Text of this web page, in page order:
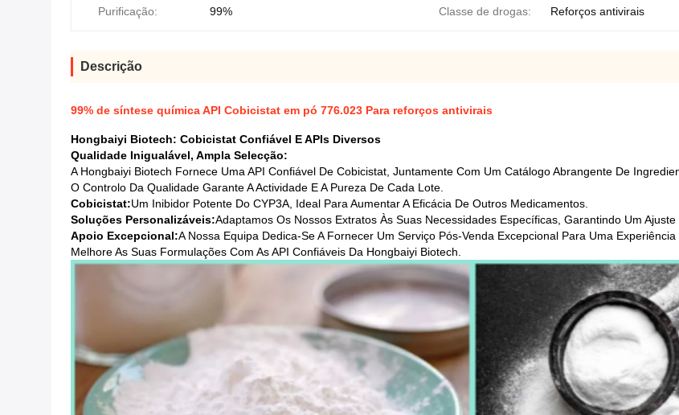
Purificação: 99% Classe de drogas: Reforços antivirais
Descrição
99% de síntese química API Cobicistat em pó 776.023 Para reforços antivirais
Hongbaiyi Biotech: Cobicistat Confiável E APIs Diversos
Qualidade Inigualável, Ampla Selecção:
A Hongbaiyi Biotech Fornece Uma API Confiável De Cobicistat, Juntamente Com Um Catálogo Abrangente De
O Controlo Da Qualidade Garante A Actividade E A Pureza De Cada Lote.
Cobicistat:Um Inibidor Potente Do CYP3A, Ideal Para Aumentar A Eficácia De Outros Medicamentos.
Soluções Personalizáveis:Adaptamos Os Nossos Extratos Às Suas Necessidades Específicas, Garantindo Um
Apoio Excepcional:A Nossa Equipa Dedica-Se A Fornecer Um Serviço Pós-Venda Excepcional Para Uma Experiência
Melhore As Suas Formulações Com As API Confiáveis Da Hongbaiyi Biotech.